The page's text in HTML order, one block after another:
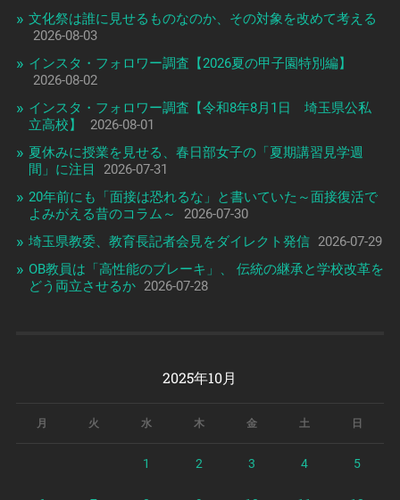
文化祭は誰に見せるものなのか、その対象を改めて考える
2026-08-03
インスタ・フォロワー調査【2026夏の甲子園特別編】
2026-08-02
インスタ・フォロワー調査【令和8年8月1日 埼玉県公私
立高校】
2026-08-01
夏休みに授業を見せる、春日部女子の「夏期講習見学週
間」に注目
2026-07-31
20年前にも「面接は恐れるな」と書いていた～面接復活で
よみがえる昔のコラム～
2026-07-30
埼玉県教委、教育長記者会見をダイレクト発信 2026-07-29
OB教員は「高性能のブレーキ」、 伝統の継承と学校改革を
どう両立させるか 2026-07-28
2025年10月
月 火 水 木 金 土 日
1 2 3 4 5